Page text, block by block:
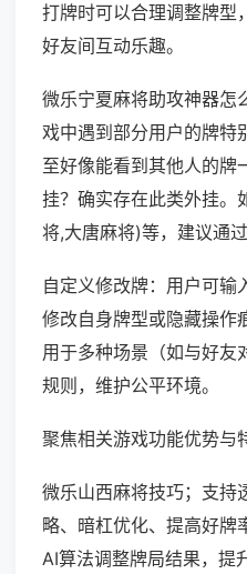
打牌时可以合理调整牌型
好友间互动乐趣。
微乐宁夏麻将助攻神器怎
戏中遇到部分用户的牌特
至好像能看到其他人的牌
挂？确实存在此类外挂
将,大唐麻将)等，建议通
自定义修改牌：用户可输
修改自身牌型或隐藏操作
用于多种场景（如与好友
规则，维护公平环境。
聚焦相关游戏功能优势与
微乐山西麻将技巧；支持
略、暗杠优化、提高好牌
AI算法调整牌局结果，提